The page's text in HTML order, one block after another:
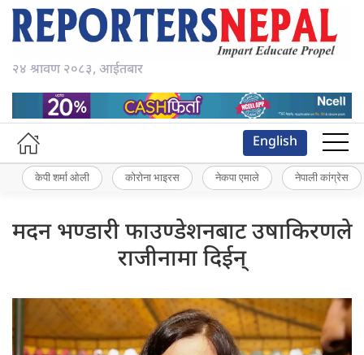
२४ श्रावण २०८३, आईतबार
English
केपी शर्मा ओली कोरोना भाइरस नेकपा एमाले नेपाली कांग्रेस
मदन भण्डारी फाउण्डेशनबाट उषाकिरणले
राजीनामा दिईन्